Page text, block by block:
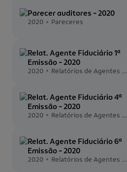
Parecer auditores - 2020
2020 Pareceres
Relat. Agente Fiduciário 1ª
Emissão - 2020
2020 Relatórios de Agentes Fiduciários
Relat. Agente Fiduciário 4ª
Emissão - 2020
2020 Relatórios de Agentes Fiduciários
Relat. Agente Fiduciário 6ª
Emissão - 2020
2020 Relatórios de Agentes Fiduciários